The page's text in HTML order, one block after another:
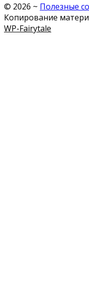
© 2026 ~ Полезные
Копирование
WP-Fairytale